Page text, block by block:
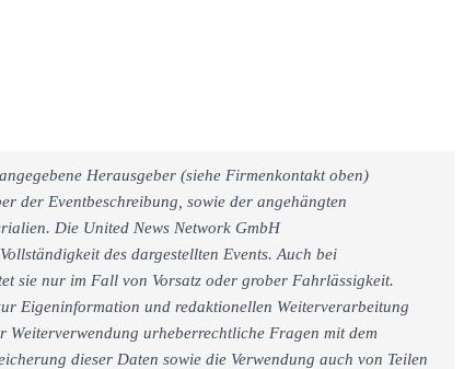
Herausgeber (siehe Firmenkontakt oben)
der Eventbeschreibung, sowie der angehängten
Die United News Network GmbH
des dargestellten Events. Auch bei
sie nur im Fall von Vorsatz oder grober Fahrlässigkeit.
Eigeninformation und redaktionellen Weiterverarbeitung
Weiterverwendung urheberrechtliche Fragen mit dem
dieser Daten sowie die Verwendung auch von Teilen